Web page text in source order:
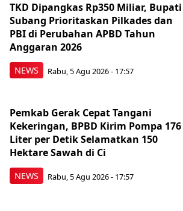
NEWS
TKD Dipangkas Rp350 Miliar, Bupati
Subang Prioritaskan Pilkades dan
PBI di Perubahan APBD Tahun
Anggaran 2026
Rabu, 5 Agu 2026 - 17:57
NEWS
Pemkab Gerak Cepat Tangani
Kekeringan, BPBD Kirim Pompa 176
Liter per Detik Selamatkan 150
Hektare Sawah di Ci
Rabu, 5 Agu 2026 - 17:57